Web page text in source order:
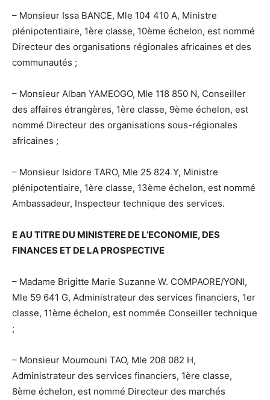
– Monsieur Issa BANCE, Mle 104 410 A, Ministre
plénipotentiaire, 1ère classe, 10ème échelon, est nommé
Directeur des organisations régionales africaines et des
communautés ;
– Monsieur Alban YAMEOGO, Mle 118 850 N, Conseiller
des affaires étrangères, 1ère classe, 9ème échelon, est
nommé Directeur des organisations sous-régionales
africaines ;
– Monsieur Isidore TARO, Mle 25 824 Y, Ministre
plénipotentiaire, 1ère classe, 13ème échelon, est nommé
Ambassadeur, Inspecteur technique des services.
E AU TITRE DU MINISTERE DE L’ECONOMIE, DES
FINANCES ET DE LA PROSPECTIVE
– Madame Brigitte Marie Suzanne W. COMPAORE/YONI,
Mle 59 641 G, Administrateur des services financiers, 1er
classe, 11ème échelon, est nommée Conseiller technique
;
– Monsieur Moumouni TAO, Mle 208 082 H,
Administrateur des services financiers, 1ère classe,
8ème échelon, est nommé Directeur des marchés